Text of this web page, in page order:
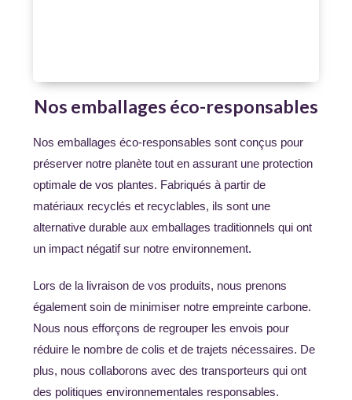
Nos emballages éco-responsables
Nos emballages éco-responsables sont conçus pour
préserver notre planète tout en assurant une protection
optimale de vos plantes. Fabriqués à partir de
matériaux recyclés et recyclables, ils sont une
alternative durable aux emballages traditionnels qui ont
un impact négatif sur notre environnement.
Lors de la livraison de vos produits, nous prenons
également soin de minimiser notre empreinte carbone.
Nous nous efforçons de regrouper les envois pour
réduire le nombre de colis et de trajets nécessaires. De
plus, nous collaborons avec des transporteurs qui ont
des politiques environnementales responsables.